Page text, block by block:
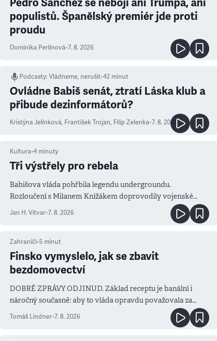
Pedro Sanchéz se nebojí ani Trumpa, ani
populistů. Španělský premiér jde proti
proudu
Dominika Perlínová•7. 8. 2026
Podcasty:Vládneme, nerušit•42 minut
Ovládne Babiš senát, ztratí Láska klub a
přibude dezinformátorů?
Kristýna Jelínková, František Trojan, Filip Zelenka•7. 8. 2026
Kultura•4 minuty
Tři výstřely pro rebela
Babišova vláda pohřbila legendu undergroundu.
Rozloučení s Milanem Knížákem doprovodily vojenské
salvy i kritika pokrokářů
Jan H. Vitvar•7. 8. 2026
Zahraničí•5 minut
Finsko vymyslelo, jak se zbavit
bezdomovectví
DOBRÉ ZPRÁVY ODJINUD. Základ receptu je banální i
náročný současně: aby to vláda opravdu považovala za
prioritu
Tomáš Lindner•7. 8. 2026